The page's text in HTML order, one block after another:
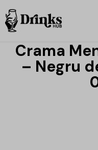
Crama
– Negru